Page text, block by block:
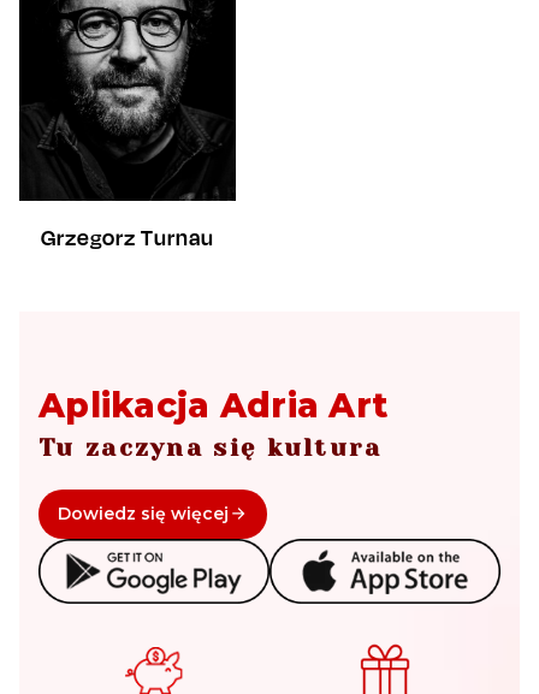
Grzegorz Turnau
Aplikacja Adria Art
Tu zaczyna się kultura
Dowiedz się więcej